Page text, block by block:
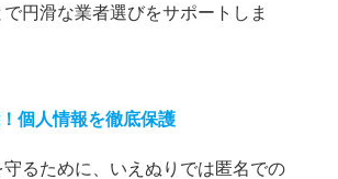
円滑な業者選びをサポートしま
個⼈情報を徹底保護
るために、いえぬりでは匿名での